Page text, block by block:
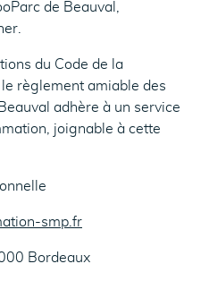
de Beauval,
du Code de la
règlement amiable des
adhère à un service
joignable à cette
smp.fr
Bordeaux